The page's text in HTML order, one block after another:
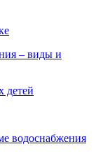
– виды и
детей
водоснабжения